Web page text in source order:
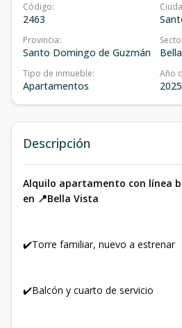
Código:
2463
Provincia:
Santo Domingo de Guzmán
Tipo de inmueble:
Apartamentos
Año
2025
Descripción
Alquilo apartamento con línea
en 📍Bella Vista
✔️Torre familiar, nuevo a estrenar
✔️Balcón y cuarto de servicio